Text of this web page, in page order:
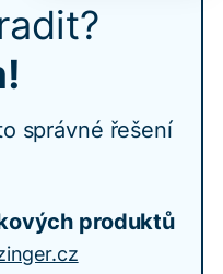
správné řešení
produktů